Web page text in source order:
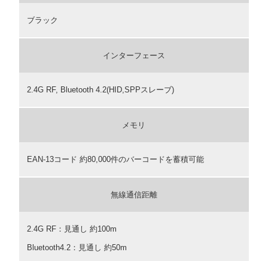
ブラック
インターフェース
2.4G RF, Bluetooth 4.2(HID,SPPスレーブ)
メモリ
EAN-13コード 約80,000件のバーコードを蓄積可能
無線通信距離
2.4G RF：見通し 約100m
Bluetooth4.2：見通し 約50m